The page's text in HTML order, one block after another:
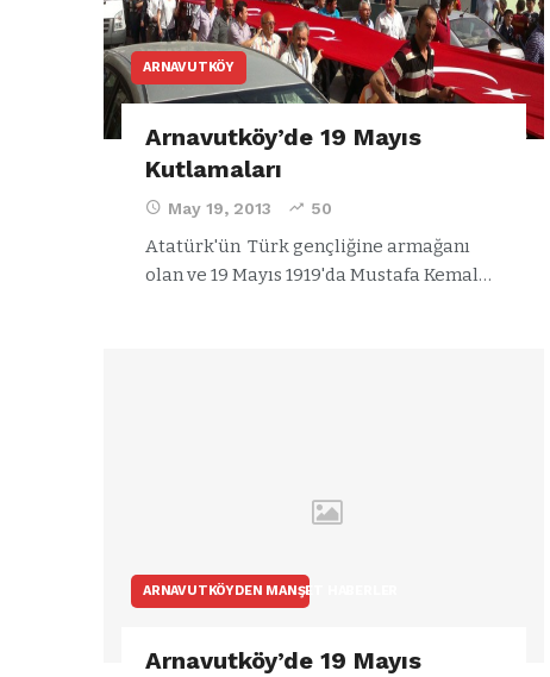
ARNAVUTKÖY
Arnavutköy’de 19 Mayıs
Kutlamaları
May 19, 2013 50
Atatürk'ün Türk gençliğine armağanı
olan ve 19 Mayıs 1919'da Mustafa Kemal…
ARNAVUTKÖYDEN MANŞET HABERLER
Arnavutköy’de 19 Mayıs